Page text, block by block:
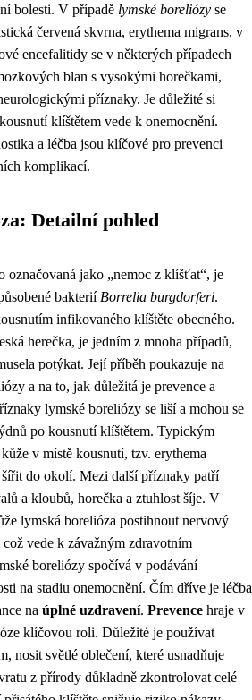
bolesti. V případě lymské boreliózy se
červená skvrna, erythema migrans, v
encefalitidy se v některých případech
blan s vysokými horečkami,
příznaky. Je důležité si
klíštětem vede k onemocnění.
a léčba jsou klíčové pro prevenci
komplikací.
Detailní pohled
označovaná jako „nemoc z klíšťat“, je
bakterií Borrelia burgdorferi.
infikovaného klíštěte obecného.
herečka, je jedním z mnoha případů,
potýkat. Její příběh poukazuje na
a na to, jak důležitá je prevence a
lymské boreliózy se liší a mohou se
po kousnutí klíštětem. Typickým
v místě kousnutí, tzv. erythema
šířit do okolí. Mezi další příznaky patří
a kloubů, horečka a ztuhlost šíje. V
lymská borelióza postihnout nervový
vede k závažným zdravotním
boreliózy spočívá v podávání
na stadiu onemocnění. Čím dříve je léčba
na úplné uzdravení. Prevence hraje v
klíčovou roli. Důležité je používat
nosit světlé oblečení, které usnadňuje
z přírody důkladně zkontrolovat celé